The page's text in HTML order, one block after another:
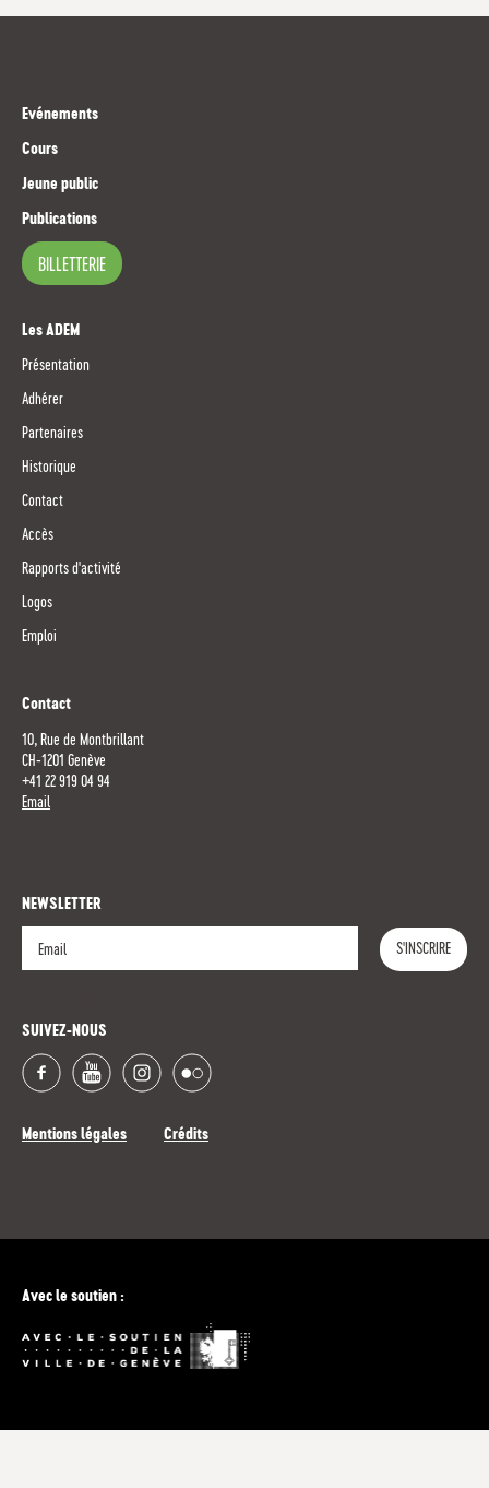
Evénements
Cours
Jeune public
Publications
BILLETTERIE
Les ADEM
Présentation
Adhérer
Partenaires
Historique
Contact
Accès
Rapports d'activité
Logos
Emploi
Contact
10, Rue de Montbrillant
CH-1201 Genève
+41 22 919 04 94
Email
NEWSLETTER
S'INSCRIRE
SUIVEZ-NOUS
Mentions légales Crédits
Avec le soutien :